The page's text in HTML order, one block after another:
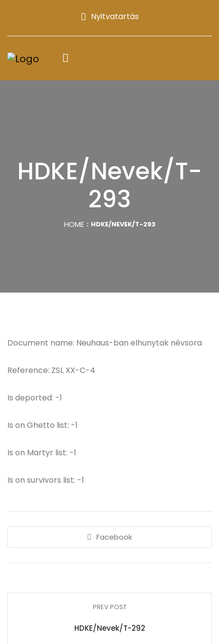
Nyitvatartás
HDKE/Nevek/T-
293
HOME HDKE/NEVEK/T-293
Document name: Neuhaus-ban elhunytak névsora
Reference: ZSL XX-C-4
Is deported: -1
Is on Ghetto list: -1
Is on Martyr list: -1
Is on survivors list: -1
Facebook
PREV POST
HDKE/Nevek/T-292